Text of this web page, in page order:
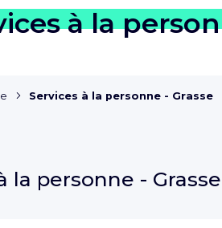
à la
Services à la personne - Grasse
la personne -